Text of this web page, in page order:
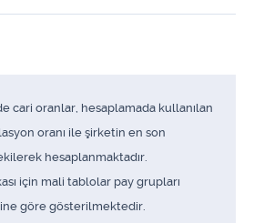
cari oranlar, hesaplamada kullanılan
oranı ile şirketin en son
hesaplanmaktadır.
için mali tablolar pay grupları
göre gösterilmektedir.